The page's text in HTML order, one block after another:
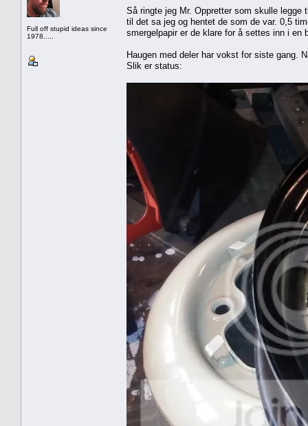
Full off stupid ideas since
1978.....
Så ringte jeg Mr. Oppretter som skulle legge
til det sa jeg og hentet de som de var. 0,5
smergelpapir er de klare for å settes inn i en
Haugen med deler har vokst for siste gang.
Slik er status: